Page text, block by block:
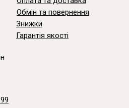
Обмін та повернення
Знижки
Гарантія якості